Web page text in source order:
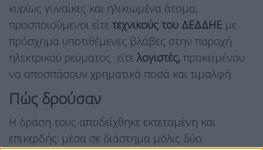
κυρίως γυναίκες και ηλικιωμένα άτομα,
προσποιούμενοι είτε τεχνικούς του ΔΕΔΔΗΕ με
πρόσχημα υποτιθέμενες βλάβες στην παροχή
ηλεκτρικού ρεύματος είτε λογιστές, προκειμένου
να αποσπάσουν χρηματικά ποσά και τιμαλφή.
Πώς δρούσαν
Η δράση τους αποδείχθηκε εκτεταμένη και
επικερδής: μέσα σε διάστημα μόλις δύο